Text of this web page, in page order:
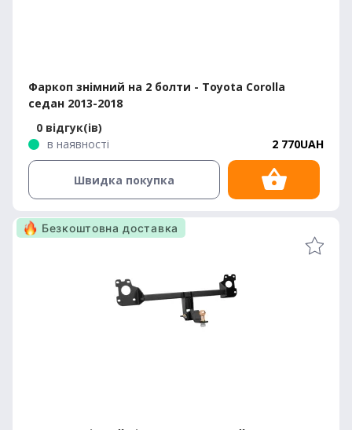
Фаркоп знімний на 2 болти - Toyota Corolla
седан 2013-2018
0 відгук(ів)
в наявності
2 770UAH
Швидка покупка
Безкоштовна доставка